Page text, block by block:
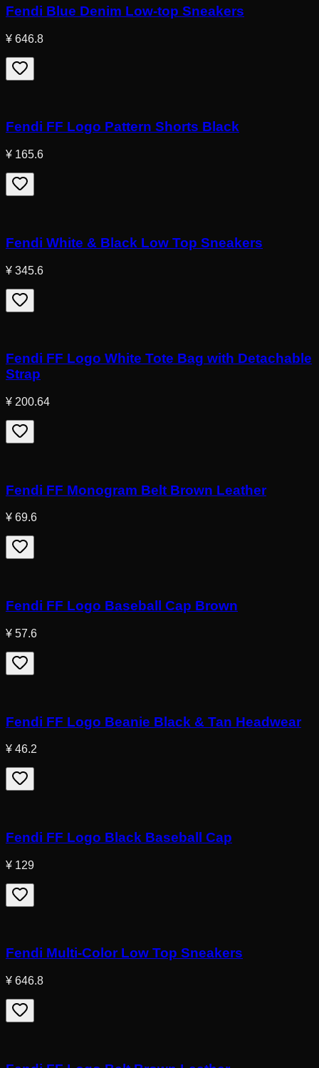
Fendi Blue Denim Low-top Sneakers
¥ 646.8
Fendi FF Logo Pattern Shorts Black
¥ 165.6
Fendi White & Black Low Top Sneakers
¥ 345.6
Fendi FF Logo White Tote Bag with Detachable
Strap
¥ 200.64
Fendi FF Monogram Belt Brown Leather
¥ 69.6
Fendi FF Logo Baseball Cap Brown
¥ 57.6
Fendi FF Logo Beanie Black & Tan Headwear
¥ 46.2
Fendi FF Logo Black Baseball Cap
¥ 129
Fendi Multi-Color Low Top Sneakers
¥ 646.8